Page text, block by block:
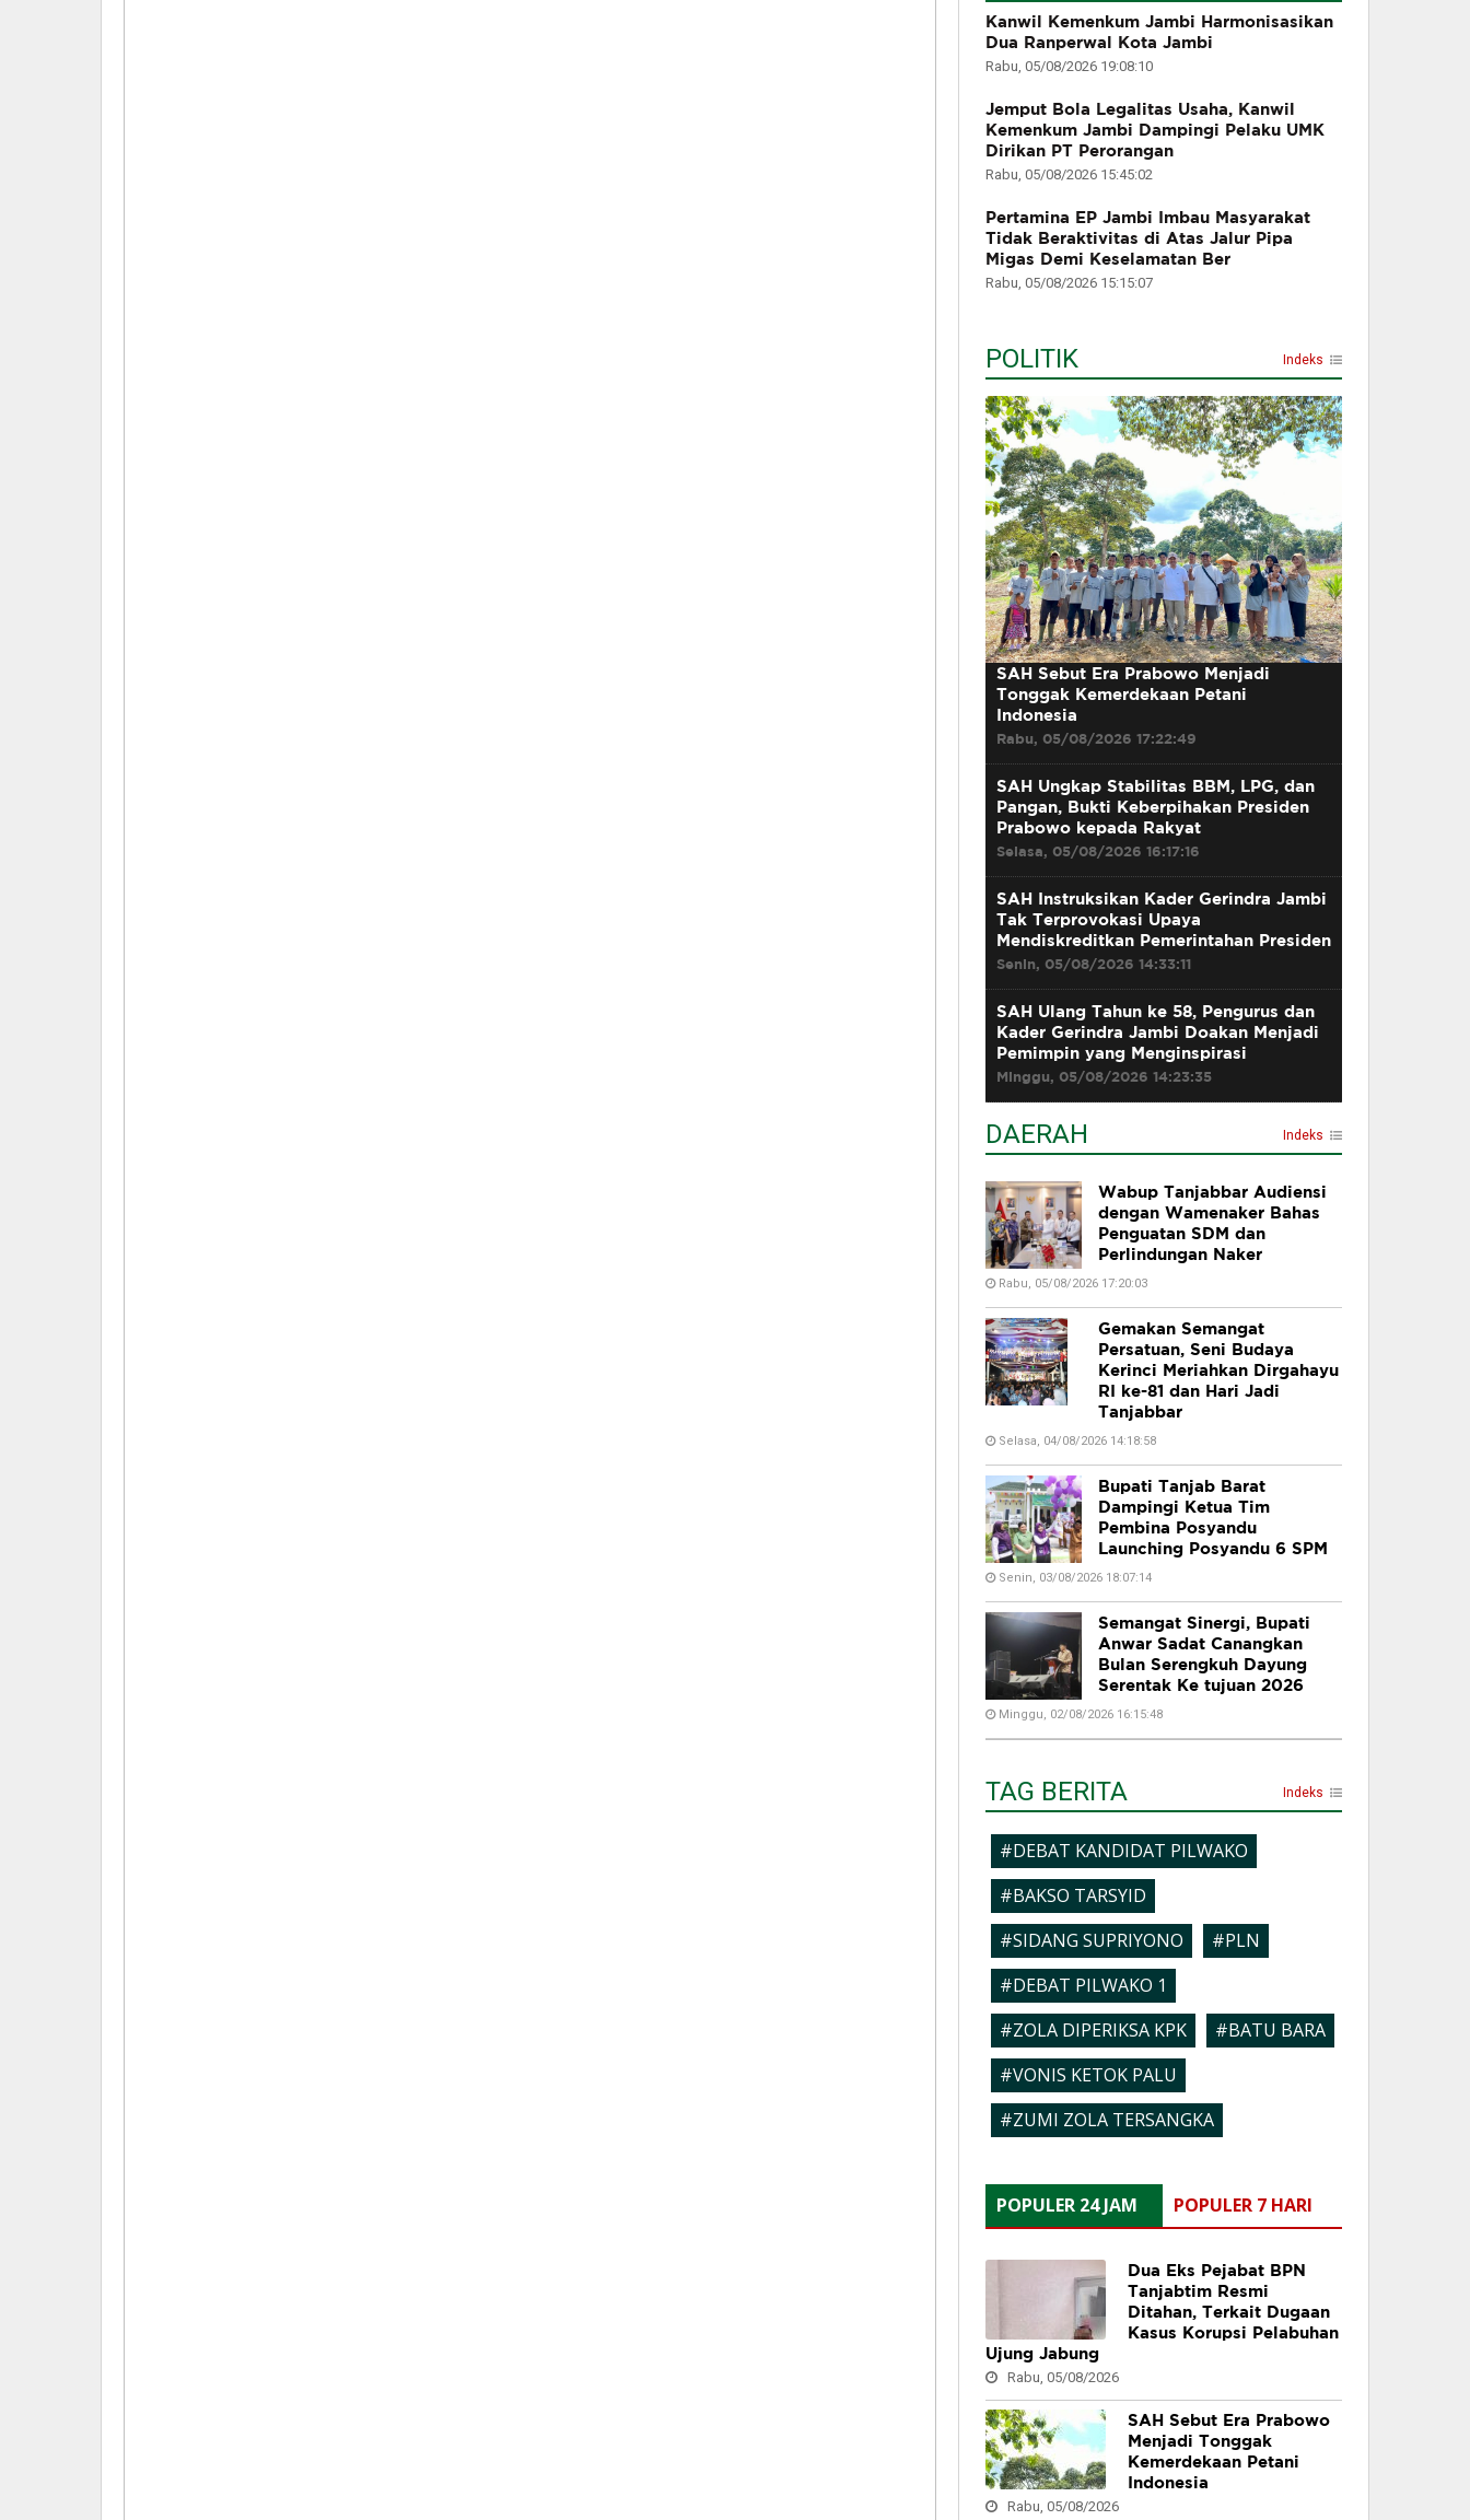
Kanwil Kemenkum Jambi Harmonisasikan
Dua Ranperwal Kota Jambi
Rabu, 05/08/2026 19:08:10
Jemput Bola Legalitas Usaha, Kanwil
Kemenkum Jambi Dampingi Pelaku UMK
Dirikan PT Perorangan
Rabu, 05/08/2026 15:45:02
Pertamina EP Jambi Imbau Masyarakat
Tidak Beraktivitas di Atas Jalur Pipa
Migas Demi Keselamatan Ber
Rabu, 05/08/2026 15:15:07
POLITIK Indeks
SAH Sebut Era Prabowo Menjadi
Tonggak Kemerdekaan Petani
Indonesia
Rabu, 05/08/2026 17:22:49
SAH Ungkap Stabilitas BBM, LPG, dan
Pangan, Bukti Keberpihakan Presiden
Prabowo kepada Rakyat
Selasa, 05/08/2026 16:17:16
SAH Instruksikan Kader Gerindra Jambi
Tak Terprovokasi Upaya
Mendiskreditkan Pemerintahan Presiden
Senin, 05/08/2026 14:33:11
SAH Ulang Tahun ke 58, Pengurus dan
Kader Gerindra Jambi Doakan Menjadi
Pemimpin yang Menginspirasi
Minggu, 05/08/2026 14:23:35
DAERAH Indeks
Wabup Tanjabbar Audiensi
dengan Wamenaker Bahas
Penguatan SDM dan
Perlindungan Naker
Rabu, 05/08/2026 17:20:03
Gemakan Semangat
Persatuan, Seni Budaya
Kerinci Meriahkan Dirgahayu
RI ke-81 dan Hari Jadi
Tanjabbar
Selasa, 04/08/2026 14:18:58
Bupati Tanjab Barat
Dampingi Ketua Tim
Pembina Posyandu
Launching Posyandu 6 SPM
Senin, 03/08/2026 18:07:14
Semangat Sinergi, Bupati
Anwar Sadat Canangkan
Bulan Serengkuh Dayung
Serentak Ke tujuan 2026
Minggu, 02/08/2026 16:15:48
TAG BERITA Indeks
#DEBAT KANDIDAT PILWAKO
#BAKSO TARSYID
#SIDANG SUPRIYONO
#PLN
#DEBAT PILWAKO 1
#ZOLA DIPERIKSA KPK
#BATU BARA
#VONIS KETOK PALU
#ZUMI ZOLA TERSANGKA
POPULER 24 JAM POPULER 7 HARI
Dua Eks Pejabat BPN
Tanjabtim Resmi
Ditahan, Terkait Dugaan
Kasus Korupsi Pelabuhan
Ujung Jabung
Rabu, 05/08/2026
SAH Sebut Era Prabowo
Menjadi Tonggak
Kemerdekaan Petani
Indonesia
Rabu, 05/08/2026